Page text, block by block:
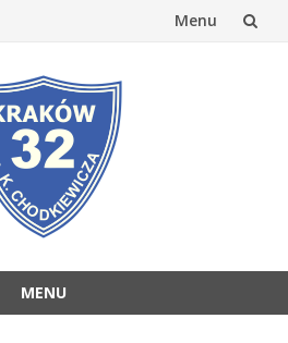
Menu
MENU